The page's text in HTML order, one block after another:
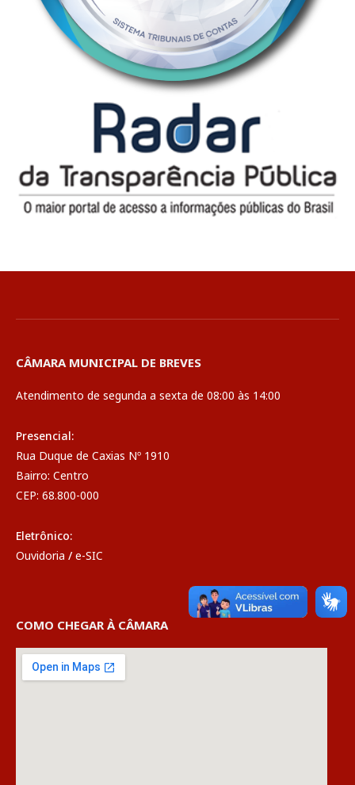
CÂMARA MUNICIPAL DE BREVES
Atendimento de segunda a sexta de 08:00 às 14:00
Presencial:
Rua Duque de Caxias Nº 1910
Bairro: Centro
CEP: 68.800-000
Eletrônico:
Ouvidoria / e-SIC
COMO CHEGAR À CÂMARA